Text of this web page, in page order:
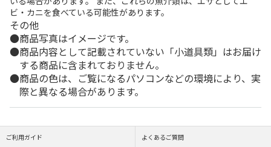
ビ・カニを食べている可能性があります。
その他
商品写真はイメージです。
商品内容として記載されていない「小道具類」はお届け
する商品に含まれておりません。
商品の色は、ご覧になるパソコンなどの環境により、実
際と異なる場合があります。
ご利用ガイド よくあるご質問